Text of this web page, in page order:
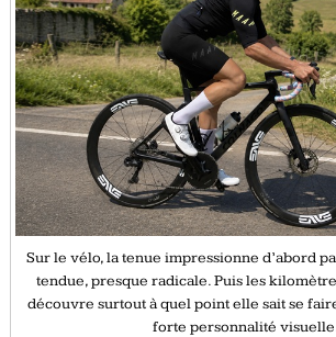
Sur le vélo, la tenue impressionne d’abord
tendue, presque radicale. Puis les
découvre surtout à quel point elle sait se
forte personnalité